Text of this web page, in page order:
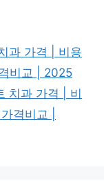
과 가격 | 비용
비교 | 2025
치과 가격 | 비
격비교 |